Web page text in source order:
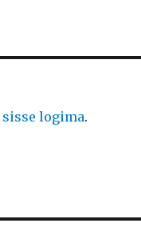
sisse logima.